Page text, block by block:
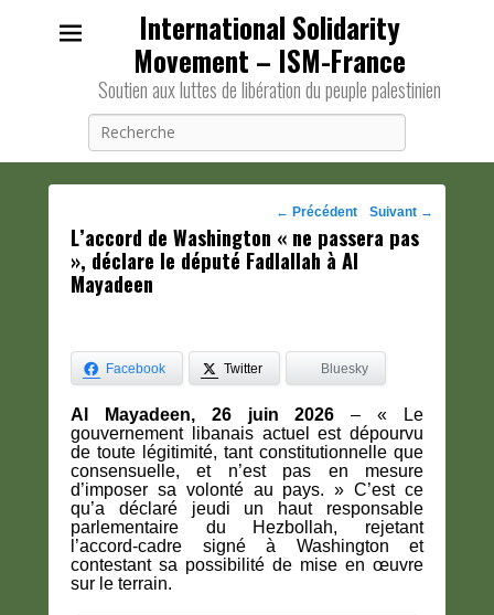
International Solidarity
Movement – ISM-France
Soutien aux luttes de libération du peuple palestinien
Navigation
des
← Précédent Suivant →
L’accord de Washington « ne passera pas
», déclare le député Fadlallah à Al
Mayadeen
Facebook Twitter Bluesky
Al Mayadeen, 26 juin 2026 – « Le
gouvernement libanais actuel est dépourvu
de toute légitimité, tant constitutionnelle que
consensuelle, et n’est pas en mesure
d’imposer sa volonté au pays. » C’est ce
qu’a déclaré jeudi un haut responsable
parlementaire du Hezbollah, rejetant
l’accord-cadre signé à Washington et
contestant sa possibilité de mise en œuvre
sur le terrain.